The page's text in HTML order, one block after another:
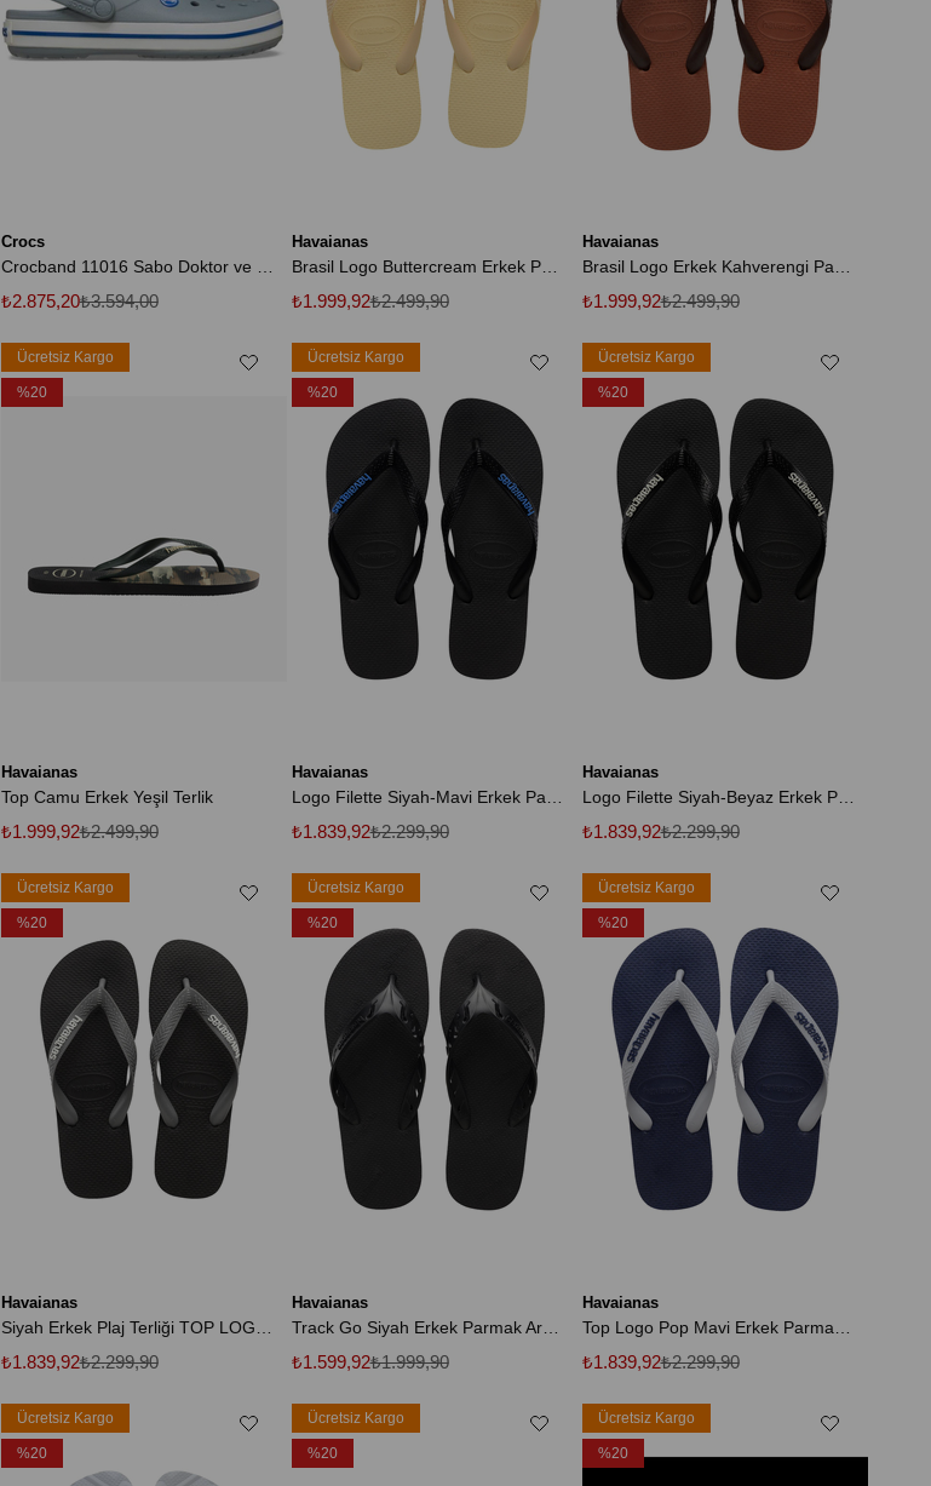
Crocs
₺2.875,20₺3.594,00
Havaianas
Brasil Logo Buttercream Erkek Parmak Arası Terlik
₺1.999,92₺2.499,90
Havaianas
₺1.999,92₺2.499,90
Havaianas
Top Camu Erkek Yeşil Terlik
₺1.999,92₺2.499,90
Ücretsiz Kargo
%20
Havaianas
₺1.839,92₺2.299,90
Ücretsiz Kargo
%20
Havaianas
Logo Filette Siyah-Beyaz Erkek Parmak Arası Terlik
₺1.839,92₺2.299,90
Ücretsiz Kargo
%20
Havaianas
₺1.839,92₺2.299,90
Ücretsiz Kargo
%20
Havaianas
Track Go Siyah Erkek Parmak Arası Terlik
₺1.599,92₺1.999,90
Ücretsiz Kargo
%20
Havaianas
₺1.839,92₺2.299,90
Ücretsiz Kargo
%20
Ücretsiz Kargo
%20
Ücretsiz Kargo
%20
Ücretsiz Kargo
%20